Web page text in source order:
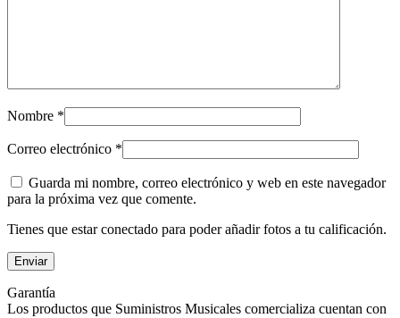
Nombre *
Correo electrónico *
Guarda mi nombre, correo electrónico y web en este navegador
para la próxima vez que comente.
Tienes que estar conectado para poder añadir fotos a tu calificación.
Garantía
Los productos que Suministros Musicales comercializa cuentan con